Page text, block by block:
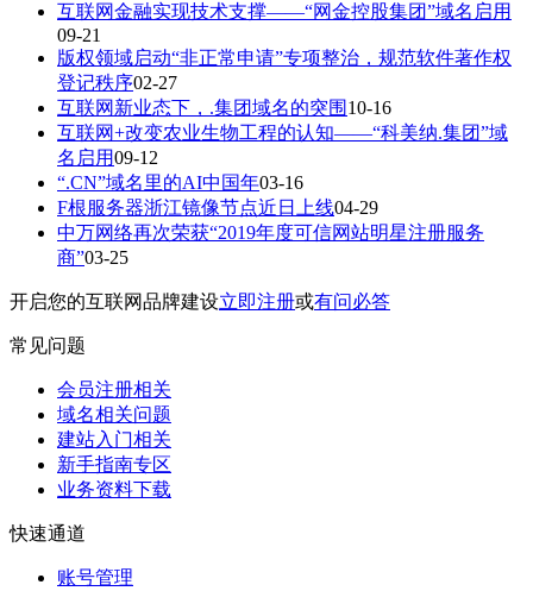
互联网金融实现技术支撑——“网金控股集团”域名启用
09-21
版权领域启动“非正常申请”专项整治，规范软件著作权
登记秩序02-27
互联网新业态下，.集团域名的突围 10-16
互联网+改变农业生物工程的认知——“科美纳.集团”域
名启用09-12
“.CN”域名里的AI中国年03-16
F根服务器浙江镜像节点近日上线04-29
中万网络再次荣获“2019年度可信网站明星注册服务
商”03-25
开启您的互联网品牌建设立即注册或有问必答
常见问题
会员注册相关
域名相关问题
建站入门相关
新手指南专区
业务资料下载
快速通道
账号管理